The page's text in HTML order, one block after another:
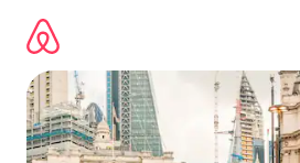
contenido